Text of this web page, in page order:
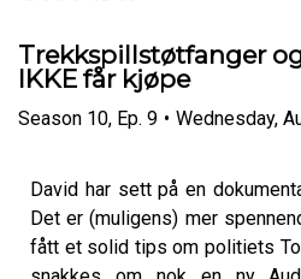
Trekkspillstøtfanger
IKKE får kjøpe
Season 10, Ep. 9 • Wednesday,
David har sett på en
Det er (muligens) mer
fått et solid tips om politiets